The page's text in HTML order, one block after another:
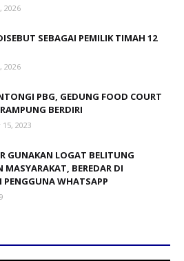
2026
SEBAGAI PEMILIK TIMAH 12
2026
PBG, GEDUNG FOOD COURT
BERDIRI
2023
GUNAKAN LOGAT BELITUNG
MASYARAKAT, BEREDAR DI
PENGGUNA WHATSAPP